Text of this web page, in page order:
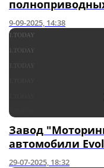
9-09-2025, 14:38
Завод
автомобили
29-07-2025, 18:32